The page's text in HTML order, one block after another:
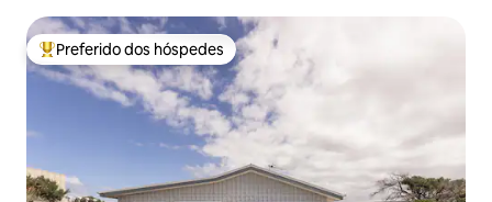
Entre os melhores preferidos dos hóspedes
Preferido dos hóspedes